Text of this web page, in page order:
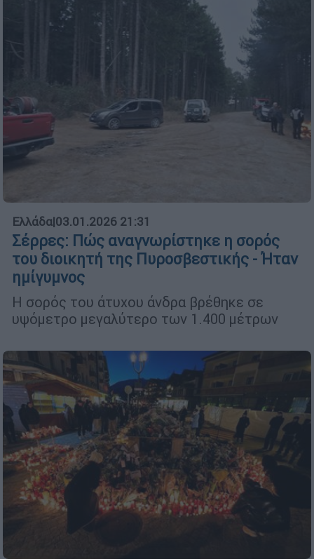
Ελλάδα|03.01.2026 21:31
Σέρρες: Πώς αναγνωρίστηκε η σορός
του διοικητή της Πυροσβεστικής - Ήταν
ημίγυμνος
Η σορός του άτυχου άνδρα βρέθηκε σε
υψόμετρο μεγαλύτερο των 1.400 μέτρων